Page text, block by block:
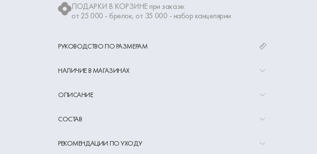
ПОДАРКИ В КОРЗИНЕ при заказе:
от 25 000 - брелок, от 35 000 - набор канцелярии
РУКОВОДСТВО ПО РАЗМЕРАМ
НАЛИЧИЕ В МАГАЗИНАХ
ОПИСАНИЕ
СОСТАВ
РЕКОМЕНДАЦИИ ПО УХОДУ